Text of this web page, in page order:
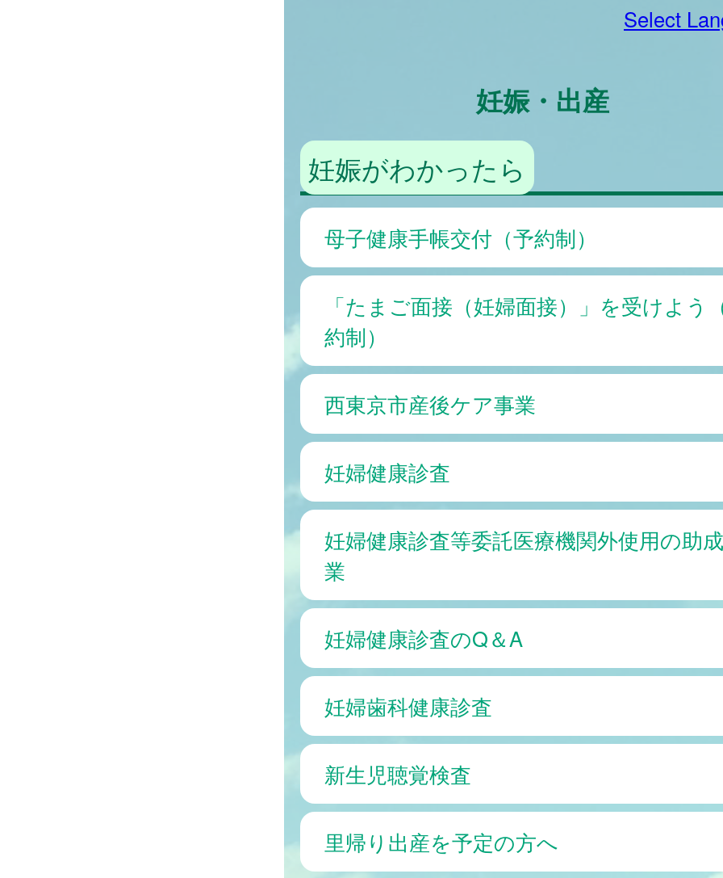
Select
妊娠・出産
妊娠がわかったら
母子健康手帳交付（予約制）
「たまご面接（妊婦面接）」を受けよう
約制）
西東京市産後ケア事業
妊婦健康診査
妊婦健康診査等委託医療機関外使用の助
業
妊婦健康診査のQ＆A
妊婦歯科健康診査
新生児聴覚検査
里帰り出産を予定の方へ